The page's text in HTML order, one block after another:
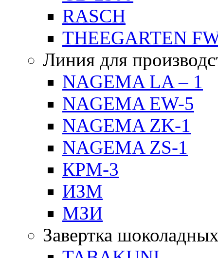
RASCH
THEEGARTEN
Линия для
NAGEMA LA – 1
NAGEMA EW-5
NAGEMA ZK-1
NAGEMA ZS-1
КРМ-3
ИЗМ
МЗИ
Завертка